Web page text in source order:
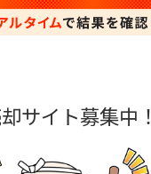
サイト募集中！